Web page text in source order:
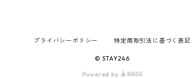
プライバシーポリシー 特定商取引法に基づく表記
© STAY246
Powered by